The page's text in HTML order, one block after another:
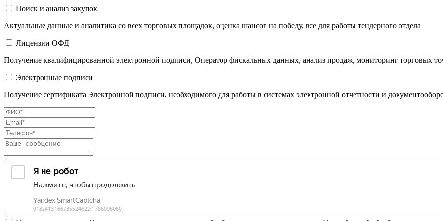
Поиск и анализ закупок
Актуальные данные и аналитика со всех торговых площадок, оценка шансов на победу, все для работы тендерного отдела
Лицензии ОФД
Получение квалифицированной электронной подписи, Оператор фискальных данных, анализ продаж, мониторинг торговых
Электронные подписи
Получение сертификата Электронной подписи, необходимого для работы в системах электронной отчетности и